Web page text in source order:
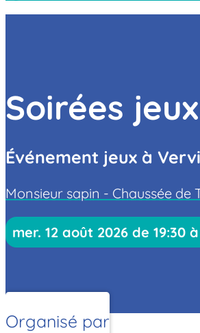
Soirées
Événement jeux à
Monsieur sapin - Chaussée de
mer. 12 août 2026 de 19:30
Organisé par